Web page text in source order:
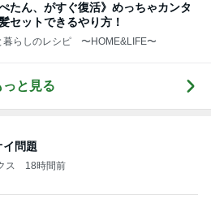
ぺたん、がすぐ復活》めっちゃカンタ
セットできるやり方！
暮らしのレシピ 〜HOME&LIFE〜
と見る
イ問題
ス 18時間前